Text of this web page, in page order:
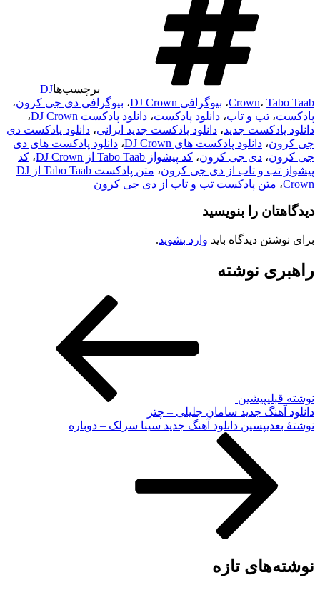
برچسب‌هاDJ
Crown، Tabo Taab ، بیوگرافی DJ Crown ، بیوگرافی دی جی کرون،
پادکست، تب و تاب، دانلود پادکست، دانلود پادکست DJ Crown
،
دانلود پادکست جدید، دانلود پادکست جدید ایرانی، دانلود پادکست دی
جی کرون، دانلود پادکست های DJ Crown ، دانلود پادکست های دی
جی کرون، دی جی کرون، کد پیشواز Tabo Taab از DJ Crown ، کد
پیشواز تب و تاب از دی جی کرون،
متن پادکست Tabo Taab از DJ
Crown، متن پادکست تب و تاب از دی جی کرون
دیدگاهتان را بنویسید
برای نوشتن دیدگاه باید وارد بشوید.
راهبری نوشته
نوشته قبلیپیشین
دانلود آهنگ جدید سامان جلیلی – چتر
نوشته‌ٔ بعدیپسین دانلود آهنگ جدید سینا سرلک – دوباره
نوشته‌های تازه